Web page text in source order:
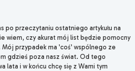
po przeczytaniu ostatniego artykułu na
wiem, czy akurat mój list będzie pomocny
przypadek ma 'coś' wspólnego ze
gdzieś poza nasz świat. Od tego
lata i w końcu chcę się z Wami tym